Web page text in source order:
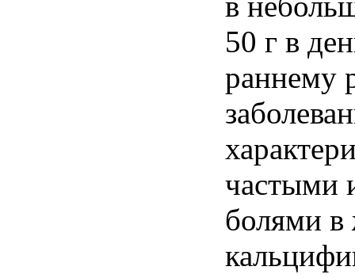
50 г в
раннему
частыми
болями в